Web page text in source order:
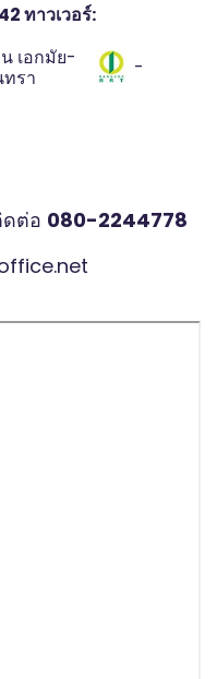
ทาวเวอร์:
เอกมัย-
รา
-
ต่อ 080-2244778